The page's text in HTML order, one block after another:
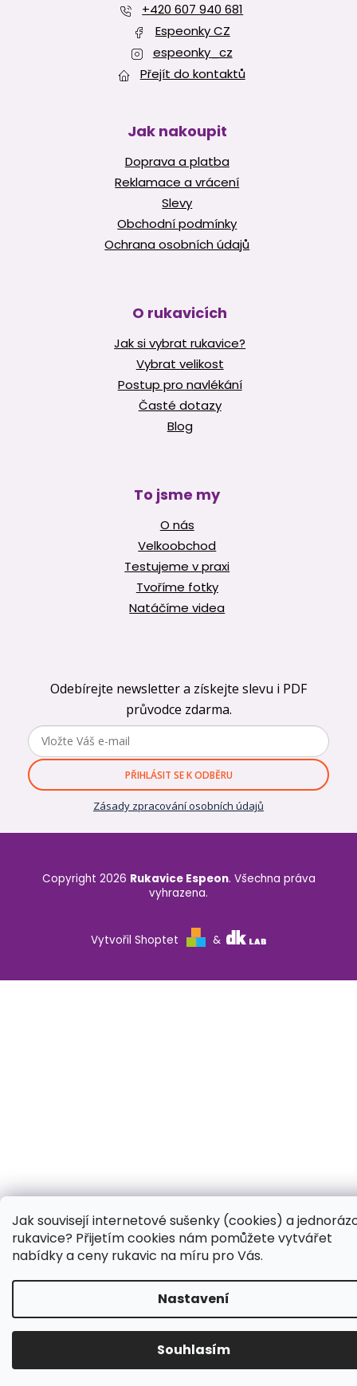
Jak souvisejí internetové sušenky (cookies) a
rukavice? Přijetím cookies nám pomůžete vytvářet
nabídky a ceny rukavic na míru pro Vás.
Nastavení
Souhlasím
+420 607 940 681
Espeonky CZ
espeonky_cz
Přejít do kontaktů
Jak nakoupit
Doprava a platba
Reklamace a vrácení
Slevy
Obchodní podmínky
Ochrana osobních údajů
O rukavicích
Jak si vybrat rukavice?
Vybrat velikost
Postup pro navlékání
Časté dotazy
Blog
To jsme my
O nás
Velkoobchod
Testujeme v praxi
Tvoříme fotky
Natáčíme videa
Odebírejte newsletter a získejte slevu i PDF
průvodce zdarma.
PŘIHLÁSIT SE K ODBĚRU
Zásady zpracování osobních údajů
Vytvořil Shoptet &
Copyright 2026 Rukavice Espeon. Všechna práva
vyhrazena.